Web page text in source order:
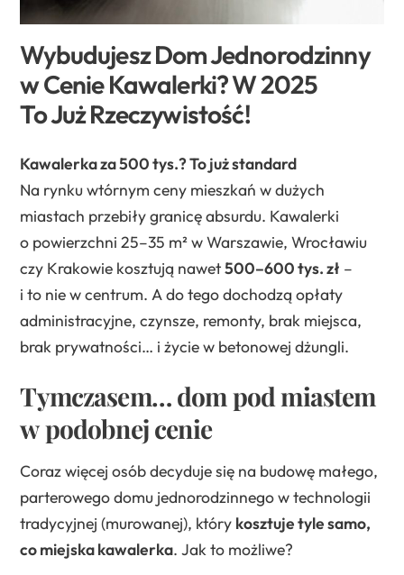
Wybudujesz Dom Jednorodzinny
w Cenie Kawalerki? W 2025
To Już Rzeczywistość!
Kawalerka za 500 tys.? To już standard
Na rynku wtórnym ceny mieszkań w dużych
miastach przebiły granicę absurdu. Kawalerki
o powierzchni 25–35 m² w Warszawie, Wrocławiu
czy Krakowie kosztują nawet500–600 tys. zł –
i to nie w centrum. A do tego dochodzą opłaty
administracyjne, czynsze, remonty, brak miejsca,
brak prywatności… i życie w betonowej dżungli.
Tymczasem… dom pod miastem
w podobnej cenie
Coraz więcej osób decyduje się na budowę małego,
parterowego domu jednorodzinnego w technologii
tradycyjnej (murowanej), który kosztuje tyle samo,
co miejska kawalerka. Jak to możliwe?